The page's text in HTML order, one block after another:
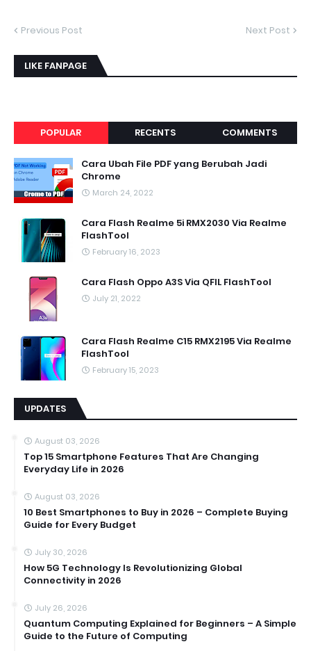
Previous Post Next Post
LIKE FANPAGE
POPULAR RECENTS COMMENTS
Cara Ubah File PDF yang Berubah Jadi
Chrome
March 24, 2022
Cara Flash Realme 5i RMX2030 Via Realme
FlashTool
February 16, 2023
Cara Flash Oppo A3S Via QFIL FlashTool
July 21, 2022
Cara Flash Realme C15 RMX2195 Via Realme
FlashTool
February 15, 2023
UPDATES
August 03, 2026
Top 15 Smartphone Features That Are Changing
Everyday Life in 2026
August 03, 2026
10 Best Smartphones to Buy in 2026 – Complete Buying
Guide for Every Budget
July 30, 2026
How 5G Technology Is Revolutionizing Global
Connectivity in 2026
July 26, 2026
Quantum Computing Explained for Beginners – A Simple
Guide to the Future of Computing